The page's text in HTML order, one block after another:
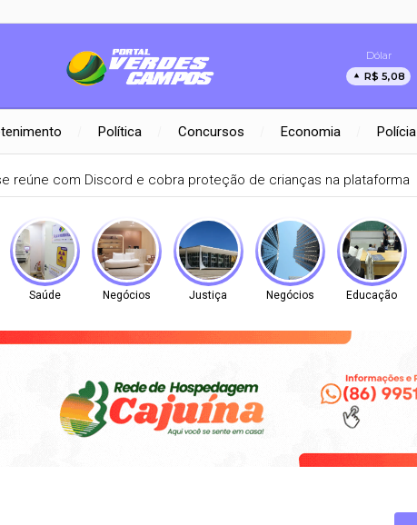
Dólar
R$ 5,08
Política Concursos Economia Polícia
reúne com Discord e cobra proteção de crianças na plataforma
Saúde Negócios Justiça Negócios Educação